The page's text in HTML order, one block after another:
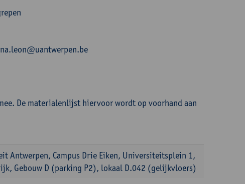
De materialenlijst hiervoor wordt op voorhand aan
Antwerpen, Campus Drie Eiken, Universiteitsplein 1,
Gebouw D (parking P2), lokaal D.042 (gelijkvloers)